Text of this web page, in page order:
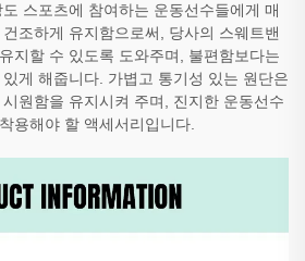
스포츠에 참여하는 운동선수들에게 매
조하게 유지함으로써, 당사의 스웨트밴
지할 수 있도록 도와주며, 불편함보다는
게 해줍니다. 가볍고 통기성 있는 원단은
원함을 유지시켜 주며, 진지한 운동선수
용해야 할 액세서리입니다.